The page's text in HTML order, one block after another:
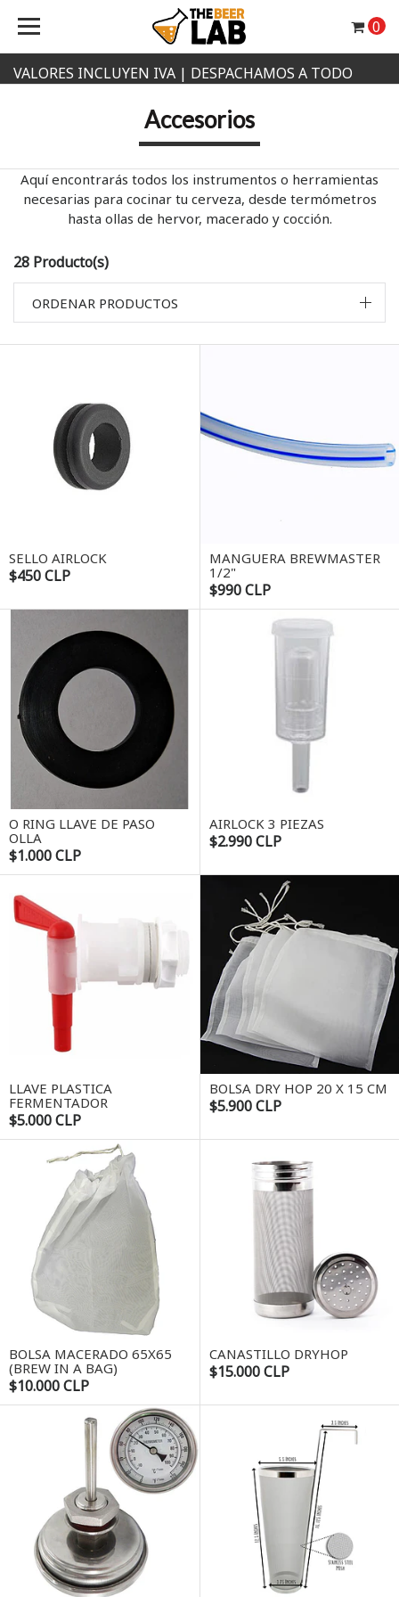
VALORES INCLUYEN IVA | DESPACHAMOS A TODO
0
Accesorios
Aquí encontrarás todos los instrumentos o herramientas
necesarias para cocinar tu cerveza, desde termómetros
hasta ollas de hervor, macerado y cocción.
28 Producto(s)
ORDENAR PRODUCTOS
SELLO AIRLOCK
$450 CLP
MANGUERA BREWMASTER
1/2"
$990 CLP
O RING LLAVE DE PASO
OLLA
$1.000 CLP
AIRLOCK 3 PIEZAS
$2.990 CLP
LLAVE PLASTICA
FERMENTADOR
$5.000 CLP
BOLSA DRY HOP 20 X 15 CM
$5.900 CLP
BOLSA MACERADO 65X65
(BREW IN A BAG)
$10.000 CLP
CANASTILLO DRYHOP
$15.000 CLP